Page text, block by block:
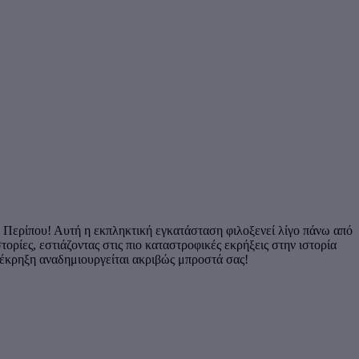
Αυτή η εκπληκτική εγκατάσταση φιλοξενεί λίγο πάνω από
εστιάζοντας στις πιο καταστροφικές εκρήξεις στην ιστορία
αναδημιουργείται ακριβώς μπροστά σας!